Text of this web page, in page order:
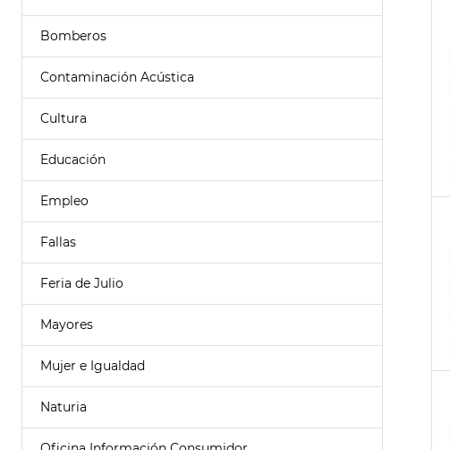
Bomberos
Contaminación Acústica
Cultura
Educación
Empleo
Fallas
Feria de Julio
Mayores
Mujer e Igualdad
Naturia